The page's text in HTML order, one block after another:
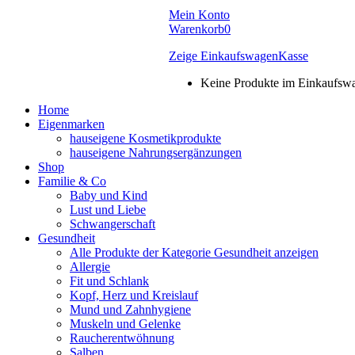
Mein Konto
Warenkorb0
Zeige EinkaufswagenKasse
Keine Produkte im
Home
Eigenmarken
hauseigene Kosmetikprodukte
hauseigene Nahrungsergänzungen
Shop
Familie & Co
Baby und Kind
Lust und Liebe
Schwangerschaft
Gesundheit
Alle Produkte der Kategorie Gesundheit anzeigen
Allergie
Fit und Schlank
Kopf, Herz und Kreislauf
Mund und Zahnhygiene
Muskeln und Gelenke
Raucherentwöhnung
Salben